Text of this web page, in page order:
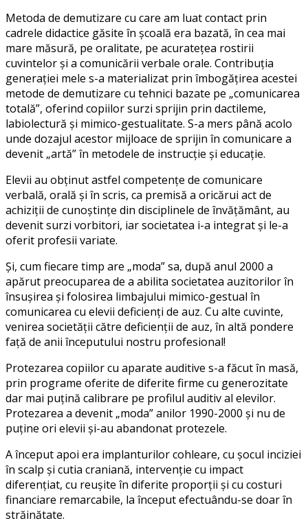
Metoda de demutizare cu care am luat contact prin
cadrele didactice găsite în școală era bazată, în cea mai
mare măsură, pe oralitate, pe acuratețea rostirii
cuvintelor și a comunicării verbale orale. Contribuția
generației mele s-a materializat prin îmbogățirea acestei
metode de demutizare cu tehnici bazate pe „comunicarea
totală”, oferind copiilor surzi sprijin prin dactileme,
labiolectură și mimico-gestualitate. S-a mers până acolo
unde dozajul acestor mijloace de sprijin în comunicare a
devenit „artă” în metodele de instrucție și educație.
Elevii au obținut astfel competențe de comunicare
verbală, orală și în scris, ca premisă a oricărui act de
achiziții de cunoștințe din disciplinele de învățământ, au
devenit surzi vorbitori, iar societatea i-a integrat și le-a
oferit profesii variate.
Și, cum fiecare timp are „moda” sa, după anul 2000 a
apărut preocuparea de a abilita societatea auzitorilor în
însușirea și folosirea limbajului mimico-gestual în
comunicarea cu elevii deficienți de auz. Cu alte cuvinte,
venirea societății către deficienții de auz, în altă pondere
față de anii începutului nostru profesional!
Protezarea copiilor cu aparate auditive s-a făcut în masă,
prin programe oferite de diferite firme cu generozitate
dar mai puțină calibrare pe profilul auditiv al elevilor.
Protezarea a devenit „moda” anilor 1990-2000 și nu de
puține ori elevii și-au abandonat protezele.
A început apoi era implanturilor cohleare, cu șocul inciziei
în scalp și cutia craniană, intervenție cu impact
diferențiat, cu reușite în diferite proporții și cu costuri
financiare remarcabile, la început efectuându-se doar în
străinătate.